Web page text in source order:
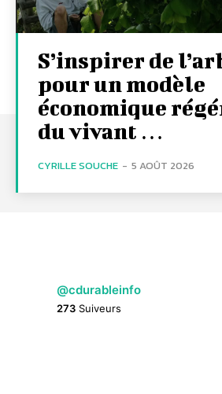
S’inspirer de
pour un modèle
économique
du vivant …
CYRILLE SOUCHE - 5 AOÛT 2026
@cdurableinfo
273 Suiveurs